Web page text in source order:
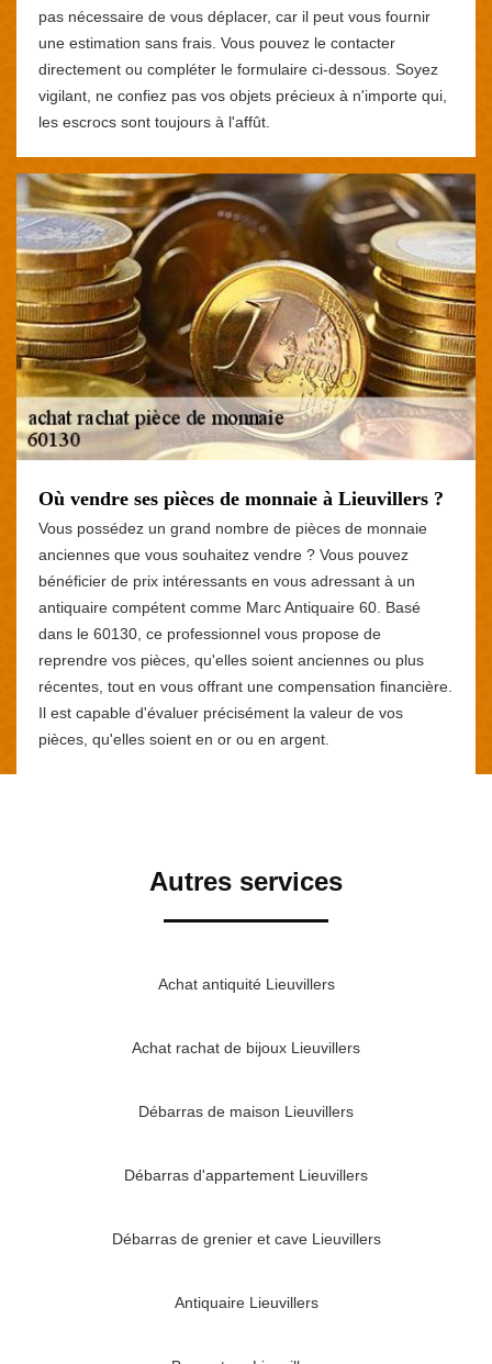
pas nécessaire de vous déplacer, car il peut vous fournir
une estimation sans frais. Vous pouvez le contacter
directement ou compléter le formulaire ci-dessous. Soyez
vigilant, ne confiez pas vos objets précieux à n'importe qui,
les escrocs sont toujours à l'affût.
Où vendre ses pièces de monnaie à Lieuvillers ?
Vous possédez un grand nombre de pièces de monnaie
anciennes que vous souhaitez vendre ? Vous pouvez
bénéficier de prix intéressants en vous adressant à un
antiquaire compétent comme Marc Antiquaire 60. Basé
dans le 60130, ce professionnel vous propose de
reprendre vos pièces, qu'elles soient anciennes ou plus
récentes, tout en vous offrant une compensation financière.
Il est capable d'évaluer précisément la valeur de vos
pièces, qu'elles soient en or ou en argent.
Autres services
Achat antiquité Lieuvillers
Achat rachat de bijoux Lieuvillers
Débarras de maison Lieuvillers
Débarras d'appartement Lieuvillers
Débarras de grenier et cave Lieuvillers
Antiquaire Lieuvillers